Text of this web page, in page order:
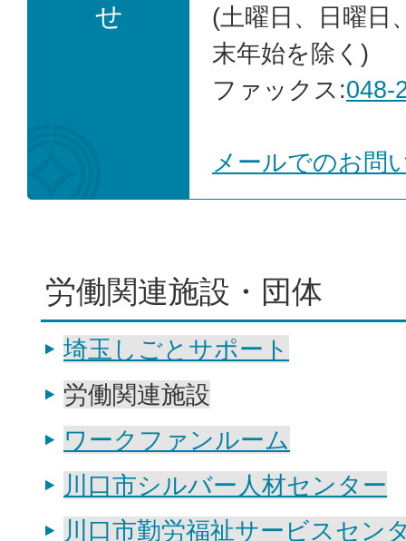
せ
(土曜日、日曜日
末年始を除く)
ファックス:048-
メールでのお問
労働関連施設・団体
埼玉しごとサポート
労働関連施設
ワークファンルーム
川口市シルバー人材センター
川口市勤労福祉サービスセン